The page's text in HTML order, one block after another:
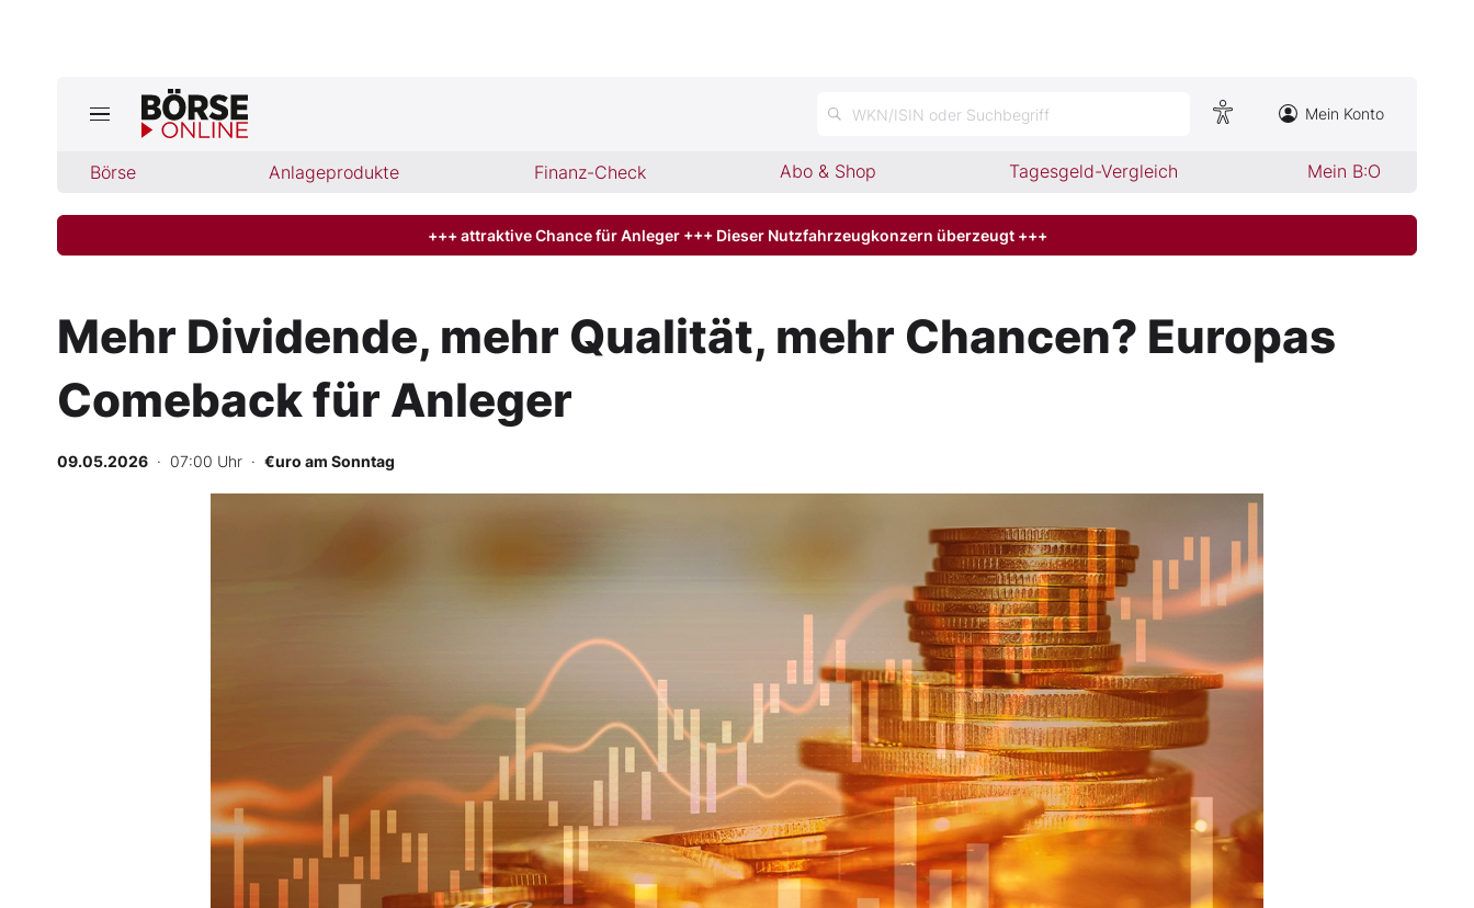
WKN/ISIN oder Suchbegriff Mein Konto
Börse Anlageprodukte Finanz-Check Abo & Shop Tagesgeld-Vergleich Mein B:O
Börse
Abo & Shop
BO-Musterdepots
Experten
+++ attraktive Chance für Anleger +++ Dieser Nutzfahrzeugkonzern überzeugt +++
Mehr Dividende, mehr Qualität, mehr Chancen? Europas
Comeback für Anleger
09.05.2026 · 07:00 Uhr · €uro am Sonntag